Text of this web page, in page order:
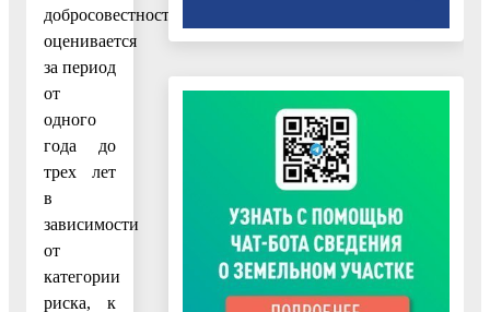
добросовестности
оценивается
за период
от
одного
года до
трех лет
в
зависимости
от
категории
риска, к